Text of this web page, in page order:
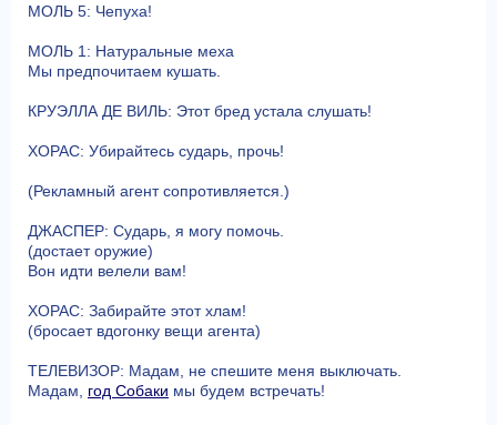
МОЛЬ 5: Чепуха!
МОЛЬ 1: Натуральные меха
Мы предпочитаем кушать.
КРУЭЛЛА ДЕ ВИЛЬ: Этот бред устала слушать!
ХОРАС: Убирайтесь сударь, прочь!
(Рекламный агент сопротивляется.)
ДЖАСПЕР: Сударь, я могу помочь.
(достает оружие)
Вон идти велели вам!
ХОРАС: Забирайте этот хлам!
(бросает вдогонку вещи агента)
ТЕЛЕВИЗОР: Мадам, не спешите меня выключать.
Мадам, год Собаки мы будем встречать!